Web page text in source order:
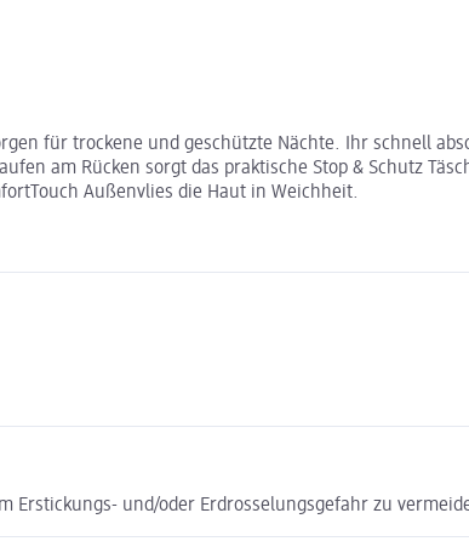
für trockene und geschützte Nächte. Ihr schnell
am Rücken sorgt das praktische Stop & Schutz
Außenvlies die Haut in Weichheit.
Erstickungs- und/oder Erdrosselungsgefahr zu